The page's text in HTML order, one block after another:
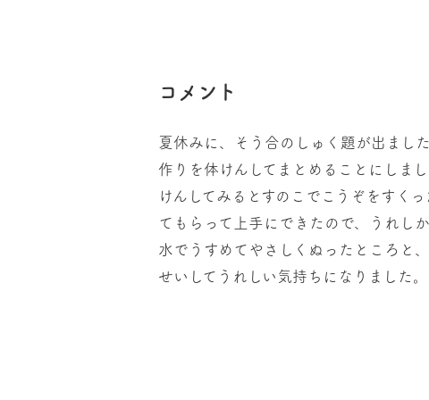
コメント
夏休みに、そう合のしゅく題が出まし
作りを体けんしてまとめることにしま
けんしてみるとすのこでこうぞをすく
てもらって上手にできたので、うれし
水でうすめてやさしくぬったところと
せいしてうれしい気持ちになりました。